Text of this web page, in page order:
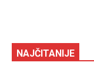
NAJČITANIJE